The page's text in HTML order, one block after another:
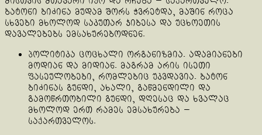
ბატონი ბიძინა მუდამ შორს ჭვრეტდა, მაშინ როცა
სხვები მხოლოდ საკუთარ ჯიბესა და უცხოეთის
დავალებებს ემსახურებოდნენ.
პოლიტიკა ცოცხალი ორგანიზმია. ადამიანები
მოდიან და მიდიან. მაგრამ არის ისეთი
ფასეულობები, რომლებიც უკვდავია. ბატონ
ბიძინას გუნდი, ახალი, გაწმენდილი და
გამოწრთობილი გუნდი, დღესაც და ხვალაც
მხოლოდ ერთ რამეს ემსახურება —
საქართველოს.